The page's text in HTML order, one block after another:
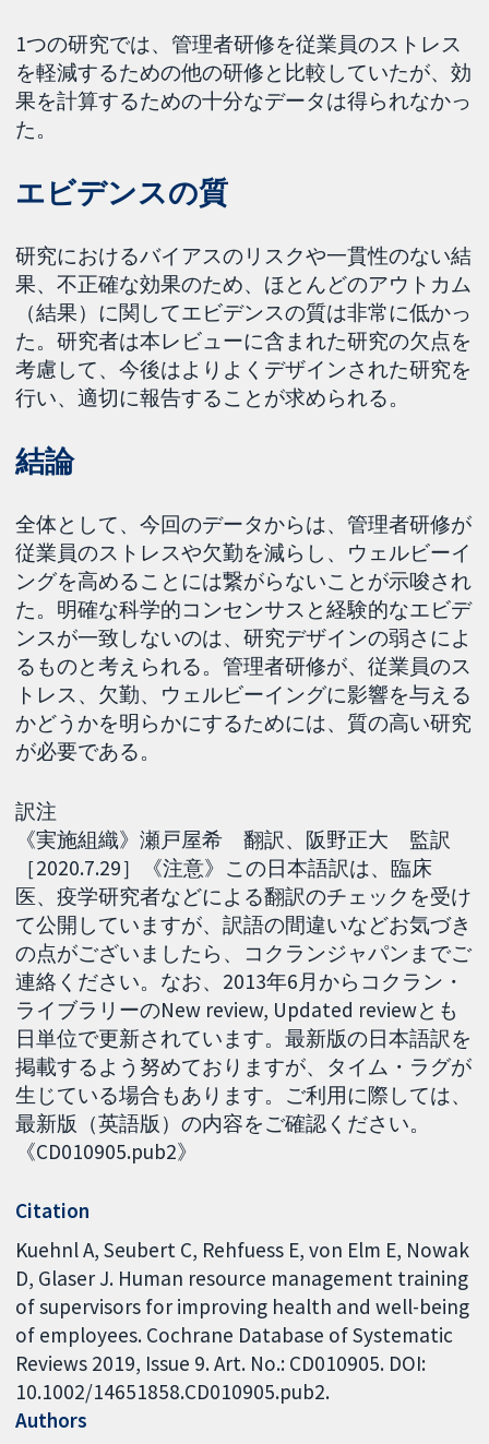
1つの研究では、管理者研修を従業員のストレス
を軽減するための他の研修と比較していたが、効
果を計算するための十分なデータは得られなかっ
た。
エビデンスの質
研究におけるバイアスのリスクや一貫性のない結
果、不正確な効果のため、ほとんどのアウトカム
（結果）に関してエビデンスの質は非常に低かっ
た。研究者は本レビューに含まれた研究の欠点を
考慮して、今後はよりよくデザインされた研究を
行い、適切に報告することが求められる。
結論
全体として、今回のデータからは、管理者研修が
従業員のストレスや欠勤を減らし、ウェルビーイ
ングを高めることには繋がらないことが示唆され
た。明確な科学的コンセンサスと経験的なエビデ
ンスが一致しないのは、研究デザインの弱さによ
るものと考えられる。管理者研修が、従業員のス
トレス、欠勤、ウェルビーイングに影響を与える
かどうかを明らかにするためには、質の高い研究
が必要である。
訳注
《実施組織》瀬戸屋希 翻訳、阪野正大 監訳
［2020.7.29］《注意》この日本語訳は、臨床
医、疫学研究者などによる翻訳のチェックを受け
て公開していますが、訳語の間違いなどお気づき
の点がございましたら、コクランジャパンまでご
連絡ください。なお、2013年6月からコクラン・
ライブラリーのNew review, Updated reviewとも
日単位で更新されています。最新版の日本語訳を
掲載するよう努めておりますが、タイム・ラグが
生じている場合もあります。ご利用に際しては、
最新版（英語版）の内容をご確認ください。
《CD010905.pub2》
Citation
Kuehnl A, Seubert C, Rehfuess E, von Elm E, Nowak
D, Glaser J. Human resource management training
of supervisors for improving health and well-being
of employees. Cochrane Database of Systematic
Reviews 2019, Issue 9. Art. No.: CD010905. DOI:
10.1002/14651858.CD010905.pub2.
Authors